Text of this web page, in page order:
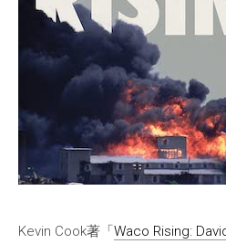
Kevin Cook著「Waco Rising: